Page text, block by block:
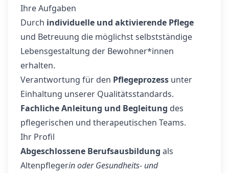
Ihre Aufgaben
Durch individuelle und aktivierende Pflege
und Betreuung die möglichst selbstständige
Lebensgestaltung der Bewohner*innen
erhalten.
Verantwortung für den Pflegeprozess unter
Einhaltung unserer Qualitätsstandards.
Fachliche Anleitung und Begleitung des
pflegerischen und therapeutischen Teams.
Ihr Profil
Abgeschlossene Berufsausbildung als
Altenpflegerin oder Gesundheits- und